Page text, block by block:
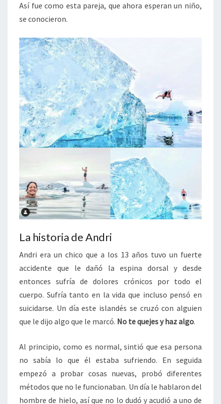
Así fue como esta pareja, que ahora esperan un niño,
se conocieron.
La historia de Andri
Andri era un chico que a los 13 años tuvo un fuerte
accidente que le dañó la espina dorsal y desde
entonces sufría de dolores crónicos por todo el
cuerpo. Sufría tanto en la vida que incluso pensó en
suicidarse. Un día este islandés se cruzó con alguien
que le dijo algo que le marcó. No te quejes y haz algo.
Al principio, como es normal, sintió que esa persona
no sabía lo que él estaba sufriendo. En seguida
empezó a probar cosas nuevas, probó diferentes
métodos que no le funcionaban. Un día le hablaron del
hombre de hielo, así que no lo dudó y acudió a uno de